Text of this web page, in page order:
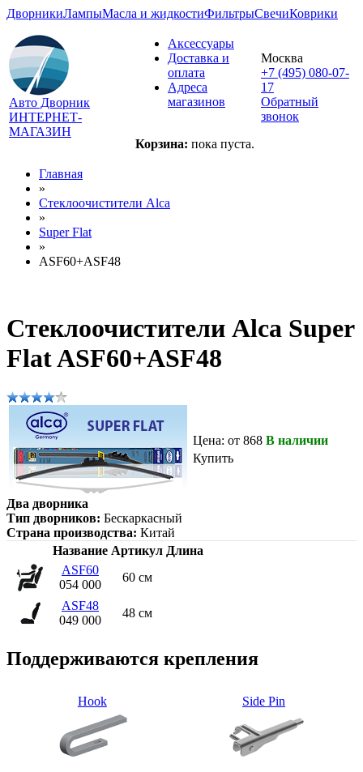
ДворникиЛампыМасла и жидкостиФильтрыСвечиКоврики
Авто Дворник
ИНТЕРНЕТ-
МАГАЗИН
Аксессуары
Доставка и
оплата
Адреса
магазинов
Корзина: пока пуста.
Москва
+7 (495) 080-07-
17
Обратный
звонок
Главная
»
Стеклоочистители Alca
»
Super Flat
»
ASF60+ASF48
Стеклоочистители Alca Super
Flat ASF60+ASF48
Цена: от 868 В наличии
Купить
Два дворника
Тип дворников: Бескаркасный
Страна производства: Китай
Название Артикул Длина
ASF60
054 000
60 см
ASF48
049 000
48 см
Поддерживаются крепления
Hook Side Pin